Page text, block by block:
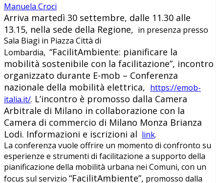
Manuela Croci
Arriva martedì 30 settembre, dalle 11.30 alle
13.15, nella sede della Regione, in presenza presso
Sala Biagi in Piazza Città di
Lombardia, “FacilitAmbiente: pianificare la
mobilità sostenibile con la facilitazione”, incontro
organizzato durante E-mob – Conferenza
nazionale della mobilità elettrica, https://emob-
italia.it/. L’incontro è promosso dalla Camera
Arbitrale di Milano in collaborazione con la
Camera di commercio di Milano Monza Brianza
Lodi. Informazioni e iscrizioni al link.
La conferenza vuole offrire un momento di confronto su
esperienze e strumenti di facilitazione a supporto della
pianificazione della mobilità urbana nei Comuni, con un
focus sul servizio “FacilitAmbiente”, promosso dalla